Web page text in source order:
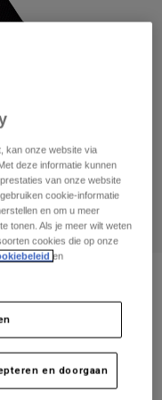
kan onze website via
deze informatie kunnen
van onze website
cookie-informatie
en om u meer
tonen. Als je meer wilt weten
cookies die op onze
en
en doorgaan